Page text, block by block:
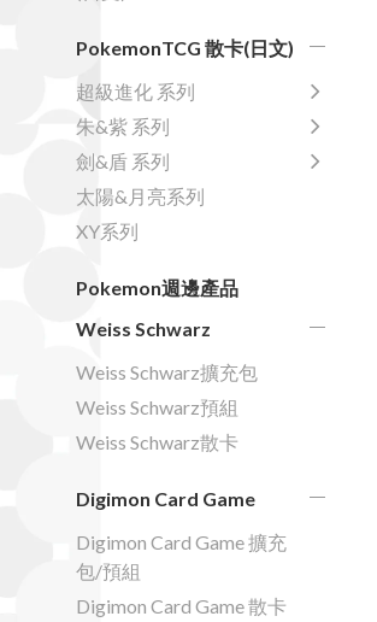
PokemonTCG 散卡(日文)
超級進化 系列
朱&紫 系列
劍&盾 系列
太陽&月亮系列
XY系列
Pokemon週邊產品
Weiss Schwarz
Weiss Schwarz擴充包
Weiss Schwarz預組
Weiss Schwarz散卡
Digimon Card Game
Digimon Card Game 擴充
包/預組
Digimon Card Game 散卡